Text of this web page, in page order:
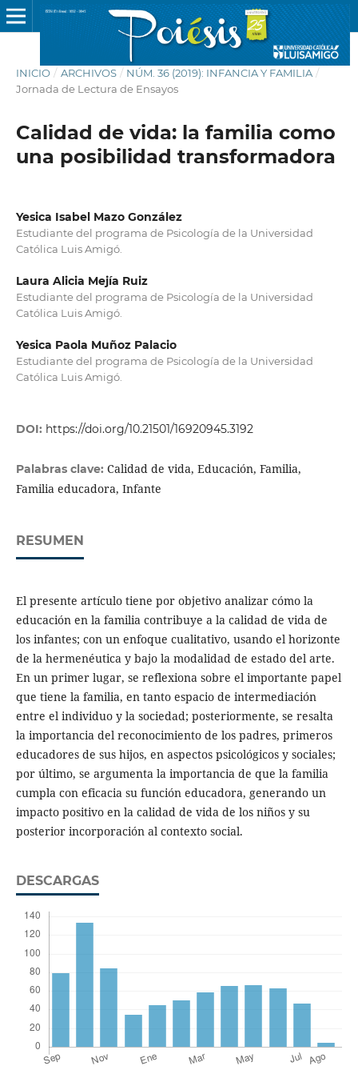
INICIO / ARCHIVOS / NÚM. 36 (2019): INFANCIA Y FAMILIA /
Jornada de Lectura de Ensayos
Calidad de vida: la familia como
una posibilidad transformadora
Yesica Isabel Mazo González
Estudiante del programa de Psicología de la Universidad
Católica Luis Amigó.
Laura Alicia Mejía Ruiz
Estudiante del programa de Psicología de la Universidad
Católica Luis Amigó.
Yesica Paola Muñoz Palacio
Estudiante del programa de Psicología de la Universidad
Católica Luis Amigó.
DOI: https://doi.org/10.21501/16920945.3192
Palabras clave: Calidad de vida, Educación, Familia,
Familia educadora, Infante
RESUMEN
El presente artículo tiene por objetivo analizar cómo la
educación en la familia contribuye a la calidad de vida de
los infantes; con un enfoque cualitativo, usando el horizonte
de la hermenéutica y bajo la modalidad de estado del arte.
En un primer lugar, se reflexiona sobre el importante papel
que tiene la familia, en tanto espacio de intermediación
entre el individuo y la sociedad; posteriormente, se resalta
la importancia del reconocimiento de los padres, primeros
educadores de sus hijos, en aspectos psicológicos y sociales;
por último, se argumenta la importancia de que la familia
cumpla con eficacia su función educadora, generando un
impacto positivo en la calidad de vida de los niños y su
posterior incorporación al contexto social.
DESCARGAS